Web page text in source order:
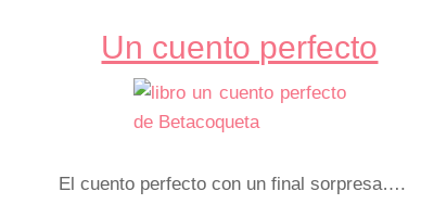
Un cuento perfecto
El cuento perfecto con un final sorpresa….